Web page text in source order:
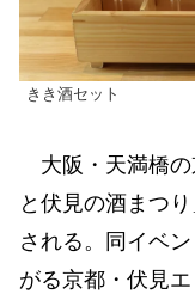
きき酒セット
大阪・天満橋の
と伏見の酒まつ
される。同イベ
がる京都・伏見